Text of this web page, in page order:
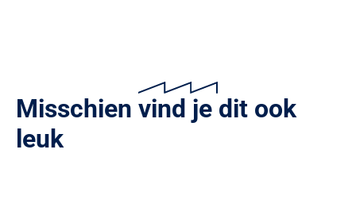
Misschien vind je dit ook
leuk